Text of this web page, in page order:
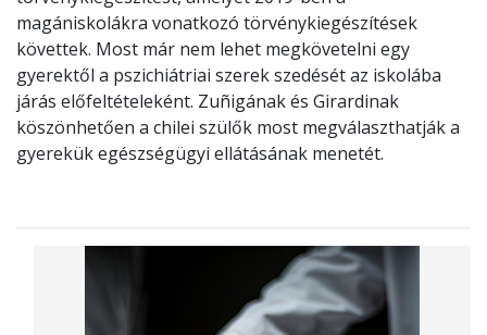
magániskolákra vonatkozó törvénykiegészítések
követtek. Most már nem lehet megkövetelni egy
gyerektől a pszichiátriai szerek szedését az iskolába
járás előfeltételeként. Zuñigának és Girardinak
köszönhetően a chilei szülők most megválaszthatják a
gyerekük egészségügyi ellátásának menetét.